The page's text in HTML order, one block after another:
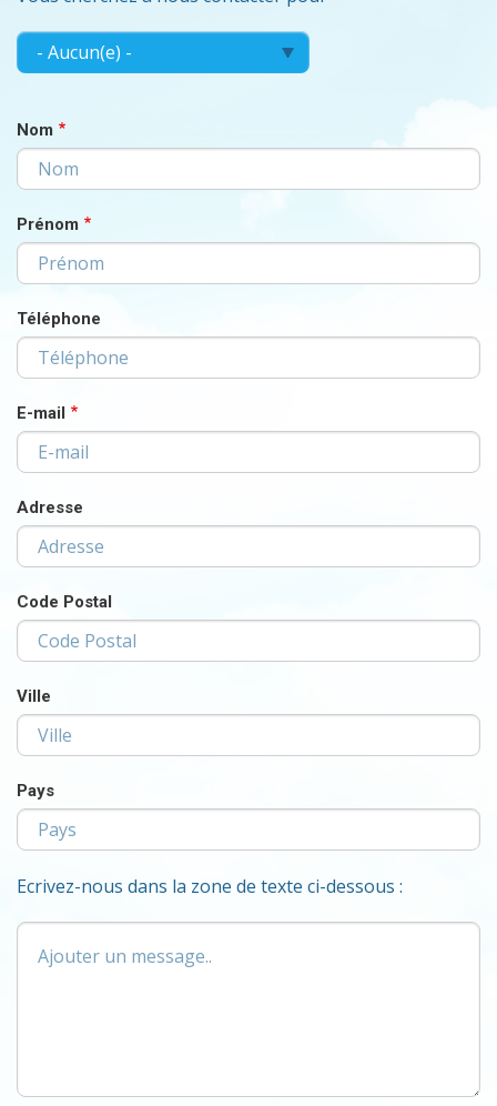
FAITES
VOTRE
Faites
votre
Nom
Prénom
Téléphone
E-mail
Adresse
Code Postal
Ville
Pays
Ecrivez-nous dans la zone de texte ci-dessous :